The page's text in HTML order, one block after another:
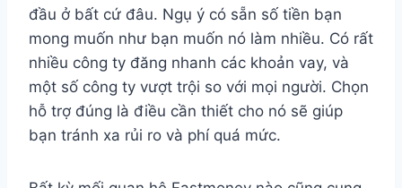
đầu ở bất cứ đâu. Ngụ ý có sẵn số tiền bạn
mong muốn như bạn muốn nó làm nhiều. Có rất
nhiều công ty đăng nhanh các khoản vay, và
một số công ty vượt trội so với mọi người. Chọn
hỗ trợ đúng là điều cần thiết cho nó sẽ giúp
bạn tránh xa rủi ro và phí quá mức.